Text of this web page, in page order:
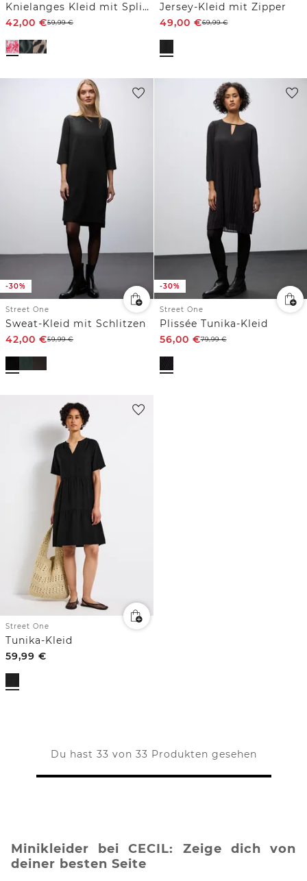
Knielanges Kleid mit Split Neck und Print
42,00 €59,99€
Jersey-Kleid mit Zipper
49,00 €69,99€
-30%
Street One
Sweat-Kleid mit Schlitzen
42,00 €59,99€
-30%
Street One
Plissée Tunika-Kleid
56,00 €79,99€
Street One
Tunika-Kleid
59,99 €
Du hast 33 von 33 Produkten gesehen
Minikleider bei CECIL: Zeige dich von
deiner besten Seite